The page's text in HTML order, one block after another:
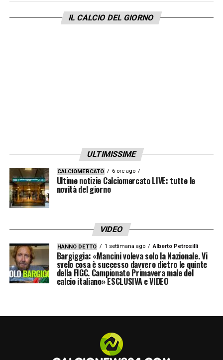
mi chiede e io offro»
MySkills – Thuram, da domani su#DAZN
pic.twitter.com/KY80xutzQC
— DAZN Italia (@DAZN_IT)
LEGGI ANCHE –
tutte le novità del giorno sul massimo
campionato italiano
LA PLAYLIST DELLE NOSTRE TOP NEWS
IL CALCIO DEL GIORNO
ULTIMISSIME
CALCIOMERCATO 6 ore ago
Ultime notizie Calciomercato LIVE: tutte le
novità del giorno
VIDEO
HANNO DETTO 1 settimana ago Alberto Petrosilli
Bargiggia: «Mancini voleva solo la Nazionale. Vi
svelo cosa è successo davvero dietro le quinte
della FIGC. Campionato Primavera male del
calcio italiano» ESCLUSIVA e VIDEO